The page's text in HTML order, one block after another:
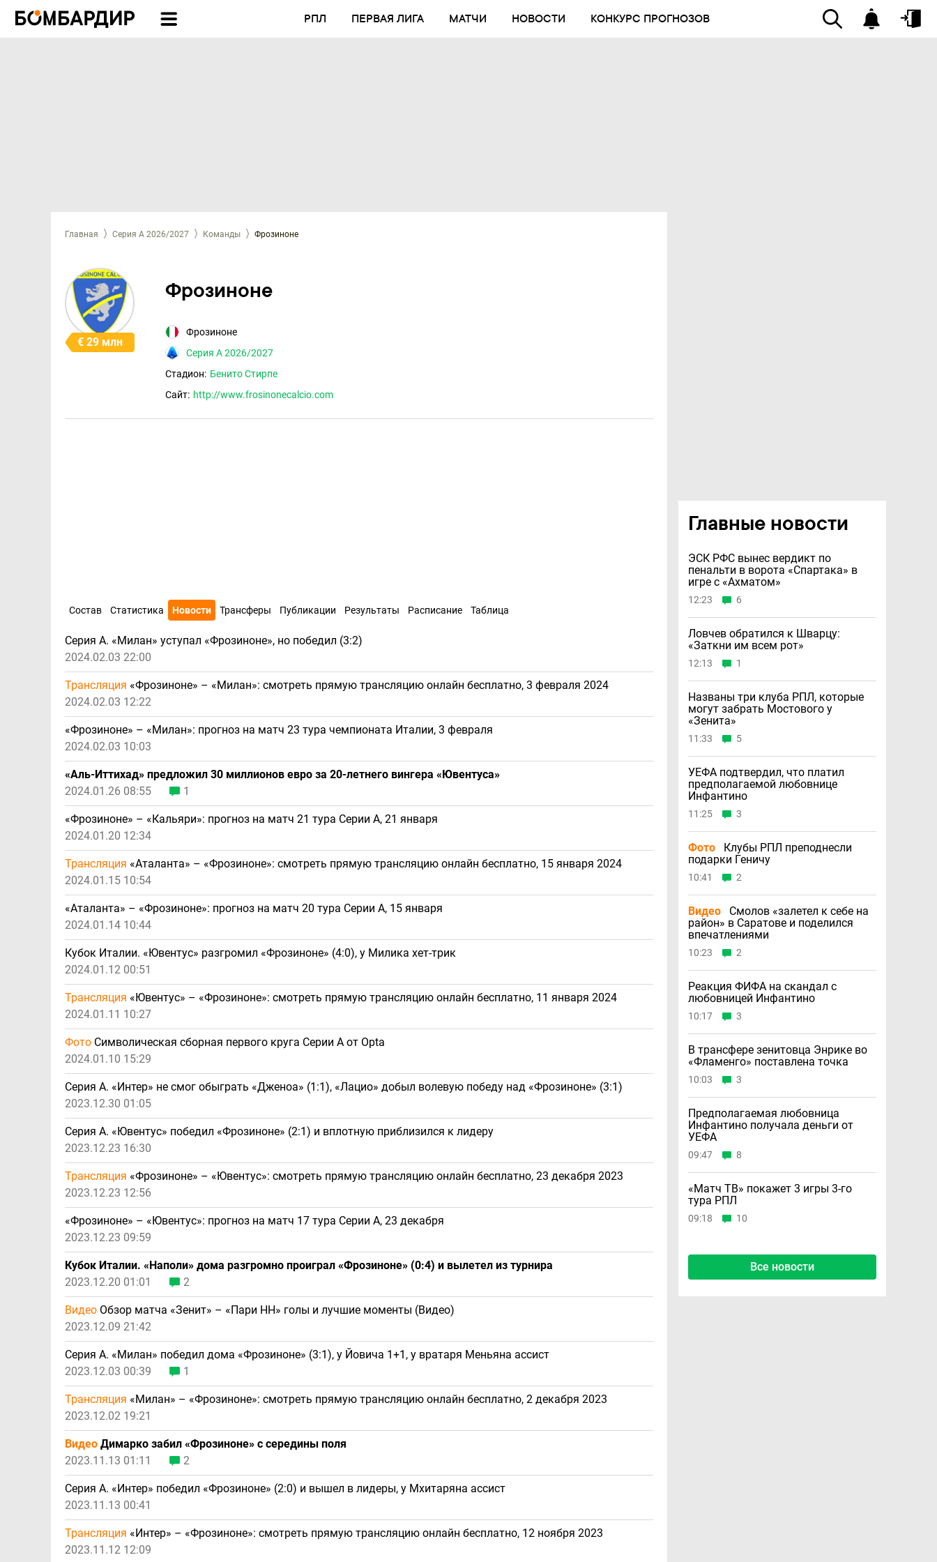
РПЛ ПЕРВАЯ ЛИГА МАТЧИ НОВОСТИ КОНКУРС ПРОГНОЗОВ
Главная Серия А 2026/2027 Команды Фрозиноне
€ 29 млн
Фрозиноне
Фрозиноне
Серия А 2026/2027
Стадион: Бенито Стирпе
Сайт: http://www.frosinonecalcio.com
Состав Статистика Новости Трансферы Публикации Результаты Расписание Таблица
Серия А. «Милан» уступал «Фрозиноне», но победил (3:2)
2024.02.03 22:00
Трансляция «Фрозиноне» – «Милан»: смотреть прямую трансляцию онлайн бесплатно, 3 февраля 2024
2024.02.03 12:22
«Фрозиноне» – «Милан»: прогноз на матч 23 тура чемпионата Италии, 3 февраля
2024.02.03 10:03
«Аль-Иттихад» предложил 30 миллионов евро за 20-летнего вингера «Ювентуса»
2024.01.26 08:55
1
«Фрозиноне» – «Кальяри»: прогноз на матч 21 тура Серии А, 21 января
2024.01.20 12:34
Трансляция «Аталанта» – «Фрозиноне»: смотреть прямую трансляцию онлайн бесплатно, 15 января 2024
2024.01.15 10:54
«Аталанта» – «Фрозиноне»: прогноз на матч 20 тура Серии А, 15 января
2024.01.14 10:44
Кубок Италии. «Ювентус» разгромил «Фрозиноне» (4:0), у Милика хет-трик
2024.01.12 00:51
Трансляция «Ювентус» – «Фрозиноне»: смотреть прямую трансляцию онлайн бесплатно, 11 января 2024
2024.01.11 10:27
Фото Символическая сборная первого круга Серии А от Opta
2024.01.10 15:29
Серия А. «Интер» не смог обыграть «Дженоа» (1:1), «Лацио» добыл волевую победу над «Фрозиноне» (3:1)
2023.12.30 01:05
Серия А. «Ювентус» победил «Фрозиноне» (2:1) и вплотную приблизился к лидеру
2023.12.23 16:30
Трансляция «Фрозиноне» – «Ювентус»: смотреть прямую трансляцию онлайн бесплатно, 23 декабря 2023
2023.12.23 12:56
«Фрозиноне» – «Ювентус»: прогноз на матч 17 тура Серии А, 23 декабря
2023.12.23 09:59
Кубок Италии. «Наполи» дома разгромно проиграл «Фрозиноне» (0:4) и вылетел из турнира
2023.12.20 01:01
2
Видео Обзор матча «Зенит» – «Пари НН» голы и лучшие моменты (Видео)
2023.12.09 21:42
Серия А. «Милан» победил дома «Фрозиноне» (3:1), у Йовича 1+1, у вратаря Меньяна ассист
2023.12.03 00:39
1
Трансляция «Милан» – «Фрозиноне»: смотреть прямую трансляцию онлайн бесплатно, 2 декабря 2023
2023.12.02 19:21
Видео Димарко забил «Фрозиноне» с середины поля
2023.11.13 01:11
2
Серия А. «Интер» победил «Фрозиноне» (2:0) и вышел в лидеры, у Мхитаряна ассист
2023.11.13 00:41
Трансляция «Интер» – «Фрозиноне»: смотреть прямую трансляцию онлайн бесплатно, 12 ноября 2023
2023.11.12 12:09
Главные новости
ЭСК РФС вынес вердикт по
пенальти в ворота «Спартака» в
игре с «Ахматом»
12:23 6
Ловчев обратился к Шварцу:
«Заткни им всем рот»
12:13 1
Названы три клуба РПЛ, которые
могут забрать Мостового у
«Зенита»
11:33 5
УЕФА подтвердил, что платил
предполагаемой любовнице
Инфантино
11:25 3
Фото
Клубы РПЛ преподнесли
подарки Геничу
10:41 2
Видео
Смолов «залетел к себе на
район» в Саратове и поделился
впечатлениями
10:23 2
Реакция ФИФА на скандал с
любовницей Инфантино
10:17 3
В трансфере зенитовца Энрике во
«Фламенго» поставлена точка
10:03 3
Предполагаемая любовница
Инфантино получала деньги от
УЕФА
09:47 8
«Матч ТВ» покажет 3 игры 3-го
тура РПЛ
09:18 10
Все новости